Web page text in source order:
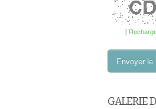
[
GALERIE